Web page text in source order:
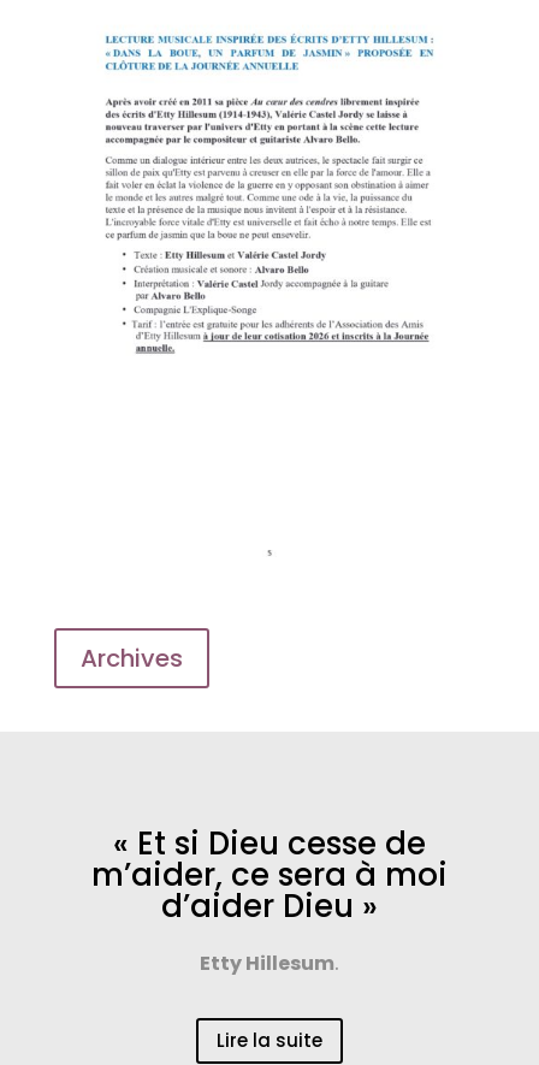
Archives
« Et si Dieu cesse de
m’aider, ce sera à moi
d’aider Dieu »
Etty Hillesum.
Lire la suite